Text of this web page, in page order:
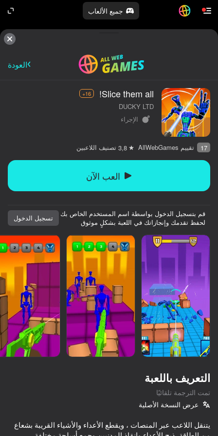
جميع الألعاب
Arena Shooter Online! Fight with Friends!
Sticky Carnage
Sword Master: Slice Your Enemies!
Shooter 2
العودة
Slice them all!
16+
DUCKY LTD
الإجراء
17 تقييم AllWebGames 3,8 تصنيف اللاعبين
العب الآن
قم بتسجيل الدخول بواسطة اسم المستخدم الخاص بك
لحفظ تقدمك وإنجازاتك في اللعبة بشكلٍ موثوق
تسجيل الدخول
التعريف باللعبة
تمت الترجمة تلقائيًا
عرض النسخة الأصلية
يتنقل اللاعب عبر المنصات ، ويقطع الأعداء والأشياء القريبة بشعاع